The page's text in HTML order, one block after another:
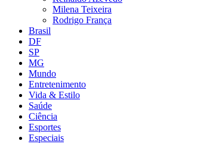
Milena Teixeira
Rodrigo França
Brasil
DF
SP
MG
Mundo
Entretenimento
Vida & Estilo
Saúde
Ciência
Esportes
Especiais